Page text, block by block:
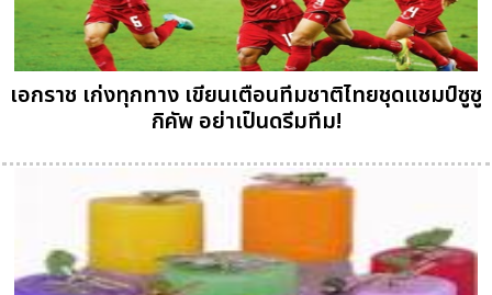
เอกราช เก่งทุกทาง เขียนเตือนทีมชาติไทยชุดแชมป์ซูซู
กิคัพ อย่าเป็นดรีมทีม!